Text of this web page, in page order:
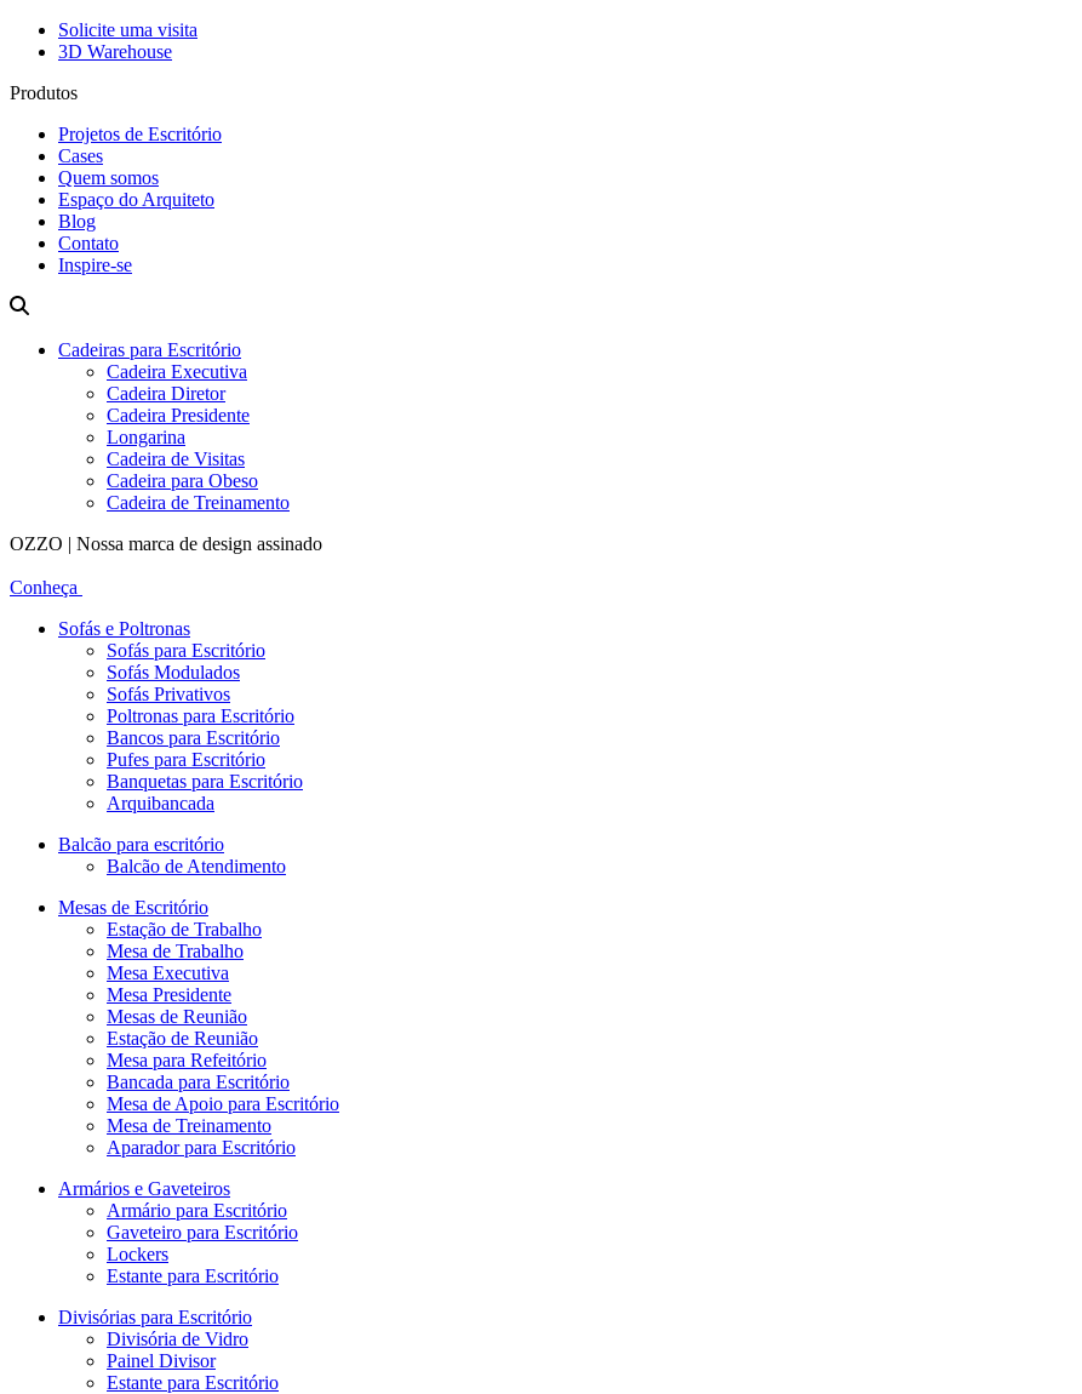
Solicite uma visita
3D Warehouse
Produtos
Projetos de Escritório
Cases
Quem somos
Espaço do Arquiteto
Blog
Contato
Inspire-se
Cadeiras para Escritório
Cadeira Executiva
Cadeira Diretor
Cadeira Presidente
Longarina
Cadeira de Visitas
Cadeira para Obeso
Cadeira de Treinamento
OZZO | Nossa marca de design assinado
Conheça
Sofás e Poltronas
Sofás para Escritório
Sofás Modulados
Sofás Privativos
Poltronas para Escritório
Bancos para Escritório
Pufes para Escritório
Banquetas para Escritório
Arquibancada
Balcão para escritório
Balcão de Atendimento
Mesas de Escritório
Estação de Trabalho
Mesa de Trabalho
Mesa Executiva
Mesa Presidente
Mesas de Reunião
Estação de Reunião
Mesa para Refeitório
Bancada para Escritório
Mesa de Apoio para Escritório
Mesa de Treinamento
Aparador para Escritório
Armários e Gaveteiros
Armário para Escritório
Gaveteiro para Escritório
Lockers
Estante para Escritório
Divisórias para Escritório
Divisória de Vidro
Painel Divisor
Estante para Escritório